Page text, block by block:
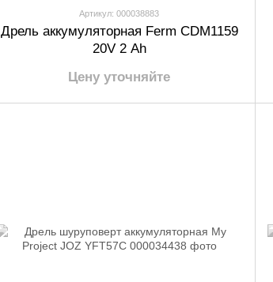
Артикул: 000038883
Дрель аккумуляторная Ferm CDM1159
20V 2 Ah
Цену уточняйте